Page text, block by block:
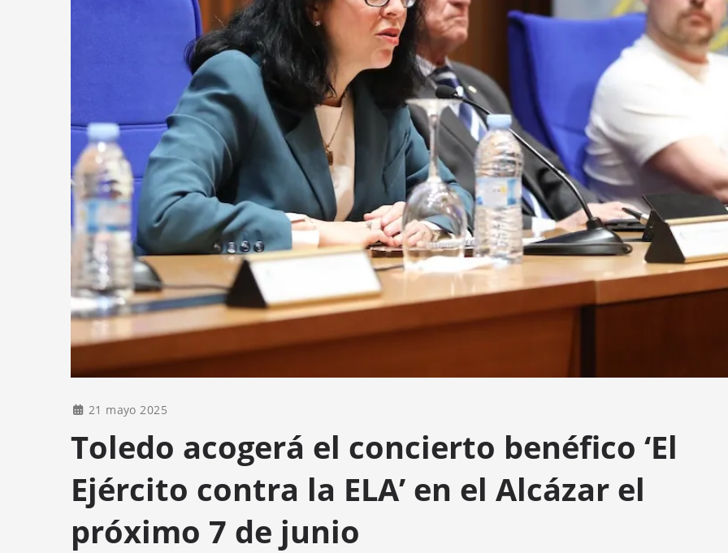
21 mayo 2025
Toledo acogerá el concierto benéfico ‘El
Ejército contra la ELA’ en el Alcázar el
próximo 7 de junio